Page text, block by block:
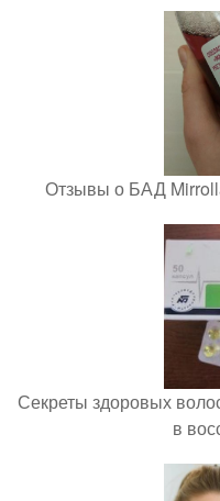
Отзывы о БАД
Секреты здоровых
в